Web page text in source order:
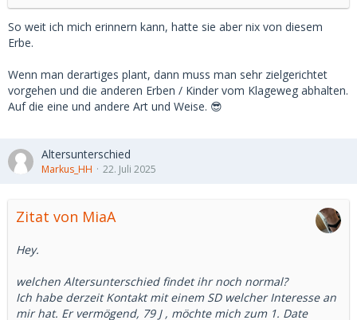
So weit ich mich erinnern kann, hatte sie aber nix von diesem
Erbe.
Wenn man derartiges plant, dann muss man sehr zielgerichtet
vorgehen und die anderen Erben / Kinder vom Klageweg abhalten.
Auf die eine und andere Art und Weise. 😎
Altersunterschied
Markus_HH 22. Juli 2025
Zitat von MiaA
Hey.
welchen Altersunterschied findet ihr noch normal?
Ich habe derzeit Kontakt mit einem SD welcher Interesse an
mir hat. Er vermögend, 79 J , möchte mich zum 1. Date